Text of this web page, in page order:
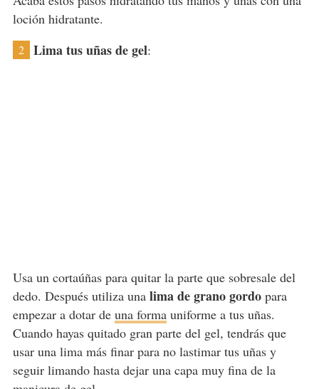
loción hidratante.
2 Lima tus uñas de gel:
Usa un cortaúñas para quitar la parte que sobresale del
dedo. Después utiliza una lima de grano gordopara
empezar a dotar de una formauniforme a tus uñas.
Cuando hayas quitado gran parte del gel, tendrás que
usar una lima más finar para no lastimar tus uñas y
seguir limando hasta dejar una capa muy fina de la